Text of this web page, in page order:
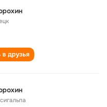
в друзья